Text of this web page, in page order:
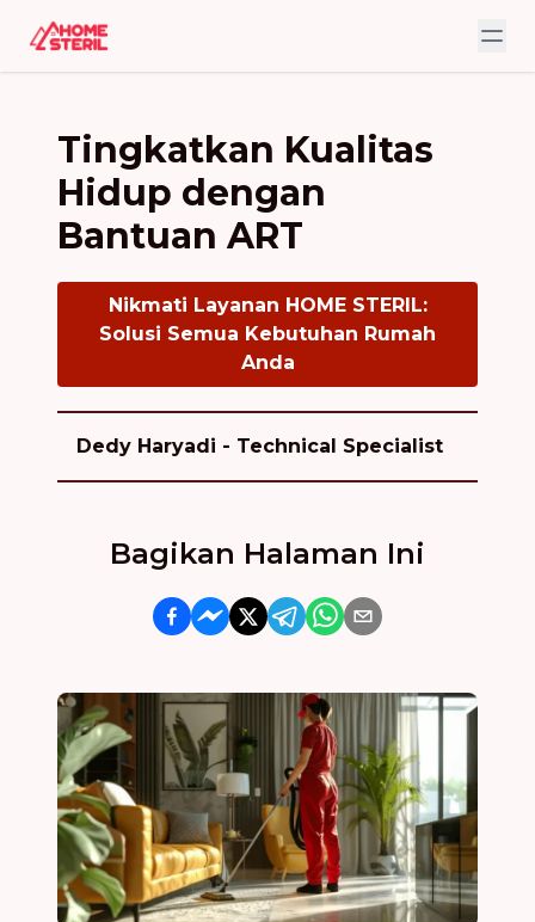
Tingkatkan Kualitas
Hidup dengan
Bantuan ART
Nikmati Layanan HOME STERIL:
Solusi Semua Kebutuhan Rumah
Anda
Dedy Haryadi - Technical Specialist
Bagikan Halaman Ini